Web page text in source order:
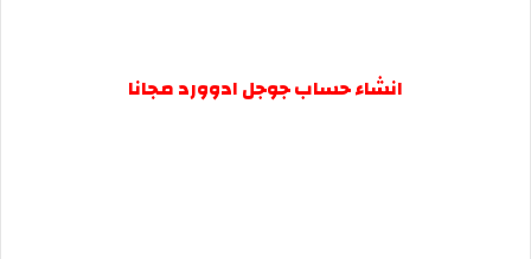
انشاء حساب جوجل ادوورد مجانا